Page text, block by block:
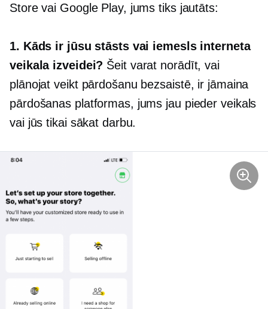
Store vai Google Play, jums tiks jautāts:
1. Kāds ir jūsu stāsts vai iemesls interneta
veikala izveidei? Šeit varat norādīt, vai
plānojat veikt pārdošanu bezsaistē, ir jāmaina
pārdošanas platformas, jums jau pieder veikals
vai jūs tikai sākat darbu.